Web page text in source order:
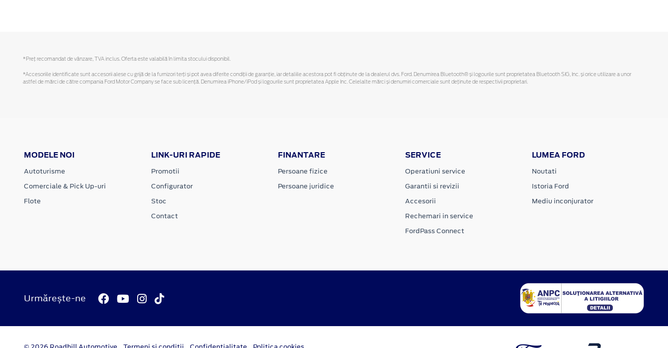
*Preţ recomandat de vânzare, TVA inclus. Oferta este valabilă în limita stocului disponibil.
*Accesoriile identificate sunt accesorii alese cu grijă de la furnizori terți și pot avea diferite condiții de garanție, iar detaliile acestora pot fi obținute de la dealerul dvs. Ford. Denumirea Bluetooth® și logourile sunt proprietatea Bluetooth SIG, Inc. și orice utilizare a unor
astfel de mărci de către compania Ford Motor Company se face sub licență. Denumirea iPhone/iPod și logourile sunt proprietatea Apple Inc. Celelalte mărci și denumiri comerciale sunt deținute de respectivii proprietari.
MODELE NOI
Autoturisme
Comerciale & Pick Up-uri
Flote
LINK-URI RAPIDE
Promotii
Configurator
Stoc
Contact
FINANTARE
Persoane fizice
Persoane juridice
SERVICE
Operatiuni service
Garantii si revizii
Accesorii
Rechemari in service
FordPass Connect
LUMEA FORD
Noutati
Istoria Ford
Mediu inconjurator
Urmărește-ne